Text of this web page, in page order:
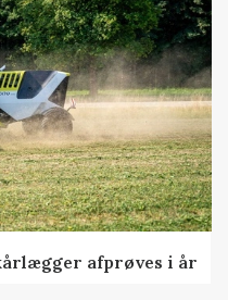
afprøves i år